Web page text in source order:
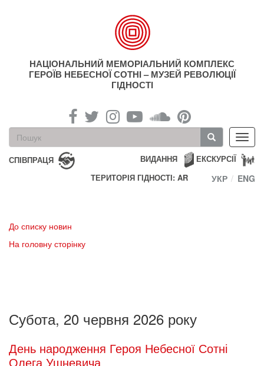
НАЦІОНАЛЬНИЙ МЕМОРІАЛЬНИЙ КОМПЛЕКС
ГЕРОЇВ НЕБЕСНОЇ СОТНІ – МУЗЕЙ РЕВОЛЮЦІЇ
ГІДНОСТІ
Пошукова
форма
Пошук
СПІВПРАЦЯ ЕКСКУРСІЇ
ВИДАННЯ
ТЕРИТОРІЯ ГІДНОСТІ: AR
УКР ENG
До списку новин
На головну сторінку
Субота, 20 червня 2026 року
День народження Героя Небесної Сотні
Олега Ушневича